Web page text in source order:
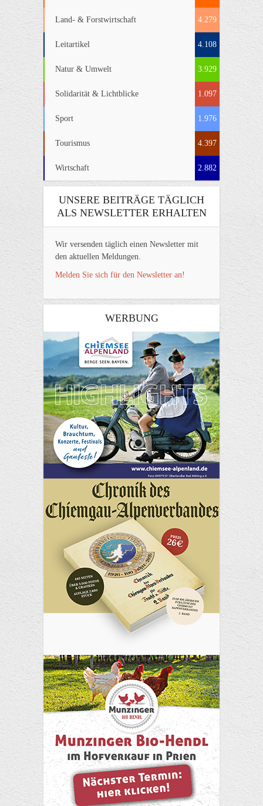
Land- & Forstwirtschaft 4.279
Leitartikel 4.108
Natur & Umwelt 3.929
Solidarität & Lichtblicke 1.097
Sport 1.976
Tourismus 4.397
Wirtschaft 2.882
UNSERE BEITRÄGE TÄGLICH
ALS NEWSLETTER ERHALTEN
Wir versenden täglich einen Newsletter mit
den aktuellen Meldungen.
Melden Sie sich für den Newsletter an!
WERBUNG